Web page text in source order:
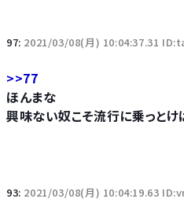
97: 2021/03/08(月) 10:04:37.31
>>77
ほんまな
興味ない奴こそ流行に乗っと
93: 2021/03/08(月) 10:04:19.63